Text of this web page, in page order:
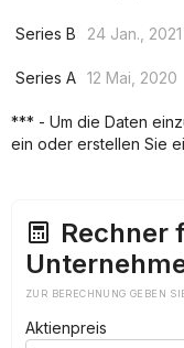
Series B
24 Jan., 2021
Series A 12 Mai, 2020
*** - Um die Daten
ein oder erstellen Sie
Rechner
ZUR BERECHNUNG GEBEN
Aktienpreis